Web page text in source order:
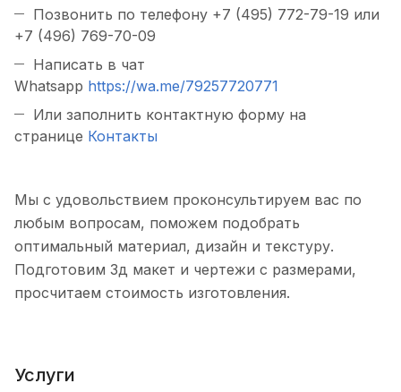
Позвонить по телефону +7 (495) 772-79-19 или
+7 (496) 769-70-09
Написать в чат
Whatsapp https://wa.me/79257720771
Или заполнить контактную форму на
странице Контакты
Мы с удовольствием проконсультируем вас по
любым вопросам, поможем подобрать
оптимальный материал, дизайн и текстуру.
Подготовим 3д макет и чертежи с размерами,
просчитаем стоимость изготовления.
Услуги